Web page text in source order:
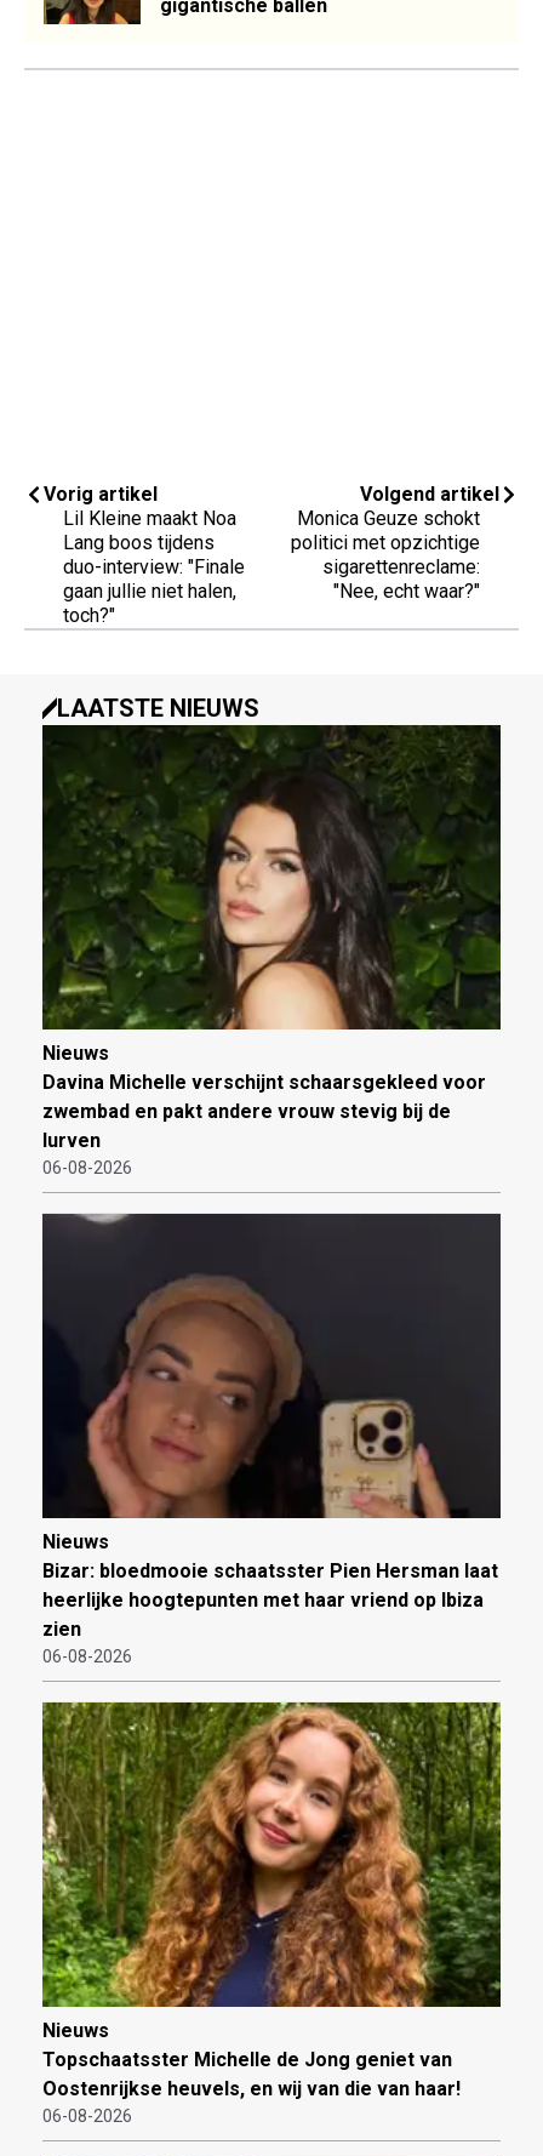
gigantische ballen
Vorig artikel
Lil Kleine maakt Noa
Lang boos tijdens
duo-interview: "Finale
gaan jullie niet halen,
toch?"
Volgend artikel
Monica Geuze schokt
politici met opzichtige
sigarettenreclame:
"Nee, echt waar?"
LAATSTE NIEUWS
Nieuws
Davina Michelle verschijnt schaarsgekleed voor
zwembad en pakt andere vrouw stevig bij de
lurven
06-08-2026
Nieuws
Bizar: bloedmooie schaatsster Pien Hersman laat
heerlijke hoogtepunten met haar vriend op Ibiza
zien
06-08-2026
Nieuws
Topschaatsster Michelle de Jong geniet van
Oostenrijkse heuvels, en wij van die van haar!
06-08-2026